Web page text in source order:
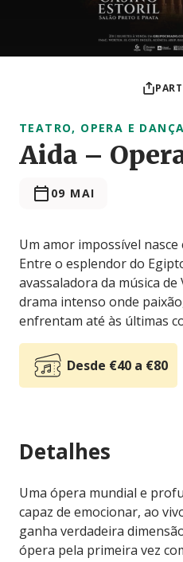
TEATRO, OPERA E DANÇA
Aida –
09 MAI
Um amor impossível
Entre o esplendor do
avassaladora da música de
drama intenso onde
enfrentam até às últimas
Desde €40 a €80
Detalhes
Uma ópera mundial e
capaz de emocionar, ao
ganha verdadeira
ópera pela primeira vez